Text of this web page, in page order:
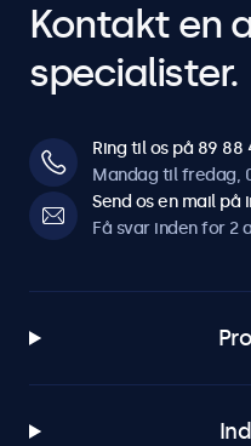
Kontakt en
specialister.
Ring til os på 89 88
Mandag til fredag,
Send os en mail på
Få svar inden for 2